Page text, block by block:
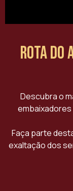
Rota do
Descubra o
embaixadores
Faça parte
exaltação dos